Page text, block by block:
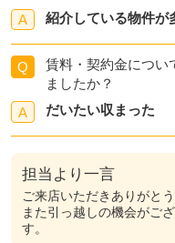
A
紹介している物件が
Q
賃料・契約金につい
ましたか？
A
だいたい収まった
担当より一言
ご来店いただきありがとう
また引っ越しの機会がご
す。